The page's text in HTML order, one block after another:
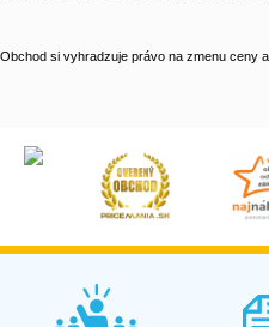
Obchod si vyhradzuje právo na zmenu ceny